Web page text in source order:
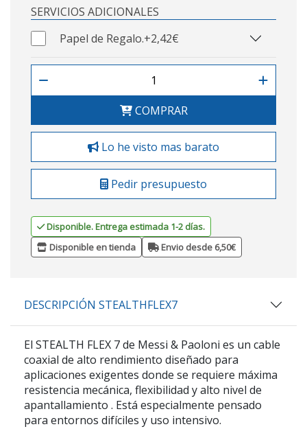
SERVICIOS ADICIONALES
Papel de Regalo.+2,42€
COMPRAR
Lo he visto mas barato
Pedir presupuesto
Disponible. Entrega estimada 1-2 días.
Disponible en tienda
Envio desde 6,50€
DESCRIPCIÓN STEALTHFLEX7
El STEALTH FLEX 7de Messi & Paoloni es un cable
coaxial de alto rendimiento diseñado para
aplicaciones exigentes donde se requiere máxima
resistencia mecánica, flexibilidad y alto nivel de
apantallamiento . Está especialmente pensado
para entornos difíciles y uso intensivo.